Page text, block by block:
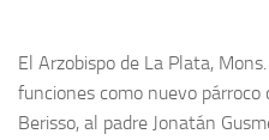
El Arzobispo de La Plata,
funciones como nuevo párroco
Berisso, al padre Jonatán